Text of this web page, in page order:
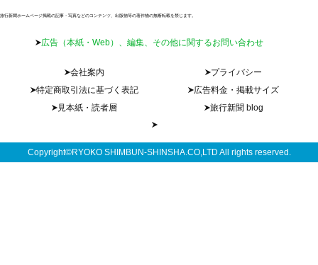
旅行新聞ホームページ掲載の記事・写真などのコンテンツ、出版物等の著作物の無断転載を禁じます。
広告（本紙・Web）、編集、その他に関するお問い合わせ
会社案内
プライバシー
特定商取引法に基づく表記
広告料金・掲載サイズ
見本紙・読者層
旅行新聞 blog
Copyright©RYOKO SHIMBUN-SHINSHA.CO,LTD All rights reserved.